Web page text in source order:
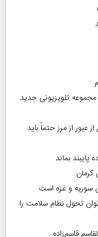
هنرمند منحصر‌به‌فردی را از دست دادیم/ پخش ۲ مجموعه تلویزیونی جدید
توصیه‌ای که قبل از عبور از مرز حتماً باید
پایبند بماند
سوریه و غزه است
تحول نظام سلامت را
قاسم‌زاده